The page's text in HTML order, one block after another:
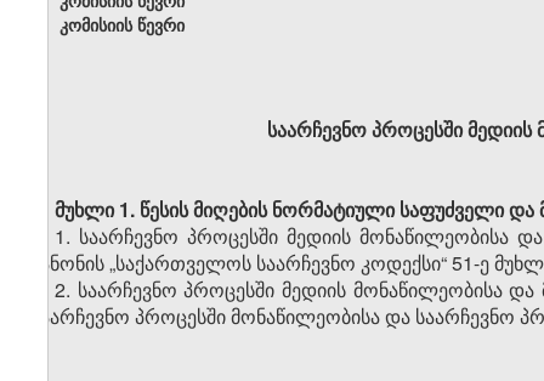
კომისიის წევრი
საარჩევნო პროცესში მედიის
მუხლი 1. წესის მიღების ნორმატიული საფუძველი და
1. საარჩევნო პროცესში მედიის მონაწილეობისა
კანონის „საქართველოს საარჩევნო კოდექსი“ 51-ე
2. საარჩევნო პროცესში მედიის მონაწილეობისა და
საარჩევნო პროცესში მონაწილეობისა და საარჩევნო